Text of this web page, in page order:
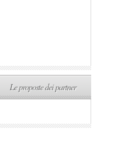
Le proposte dei partner